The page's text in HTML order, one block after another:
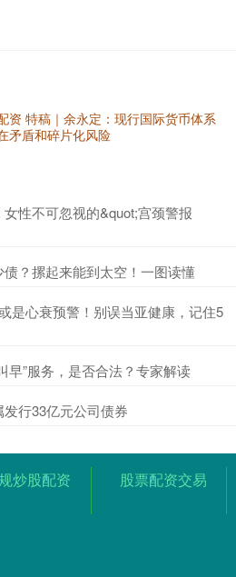
资 特稿｜余永定：现行国际货币体系
矛盾和碎片化风险
性不可忽视的&quot;宫颈警报
？摞起来能到太空！一图读懂
是心衰预警！别误当亚健康，记住5
早”服务，是否合法？专家解读
行33亿元公司债券
炒股配资 股票配资交易